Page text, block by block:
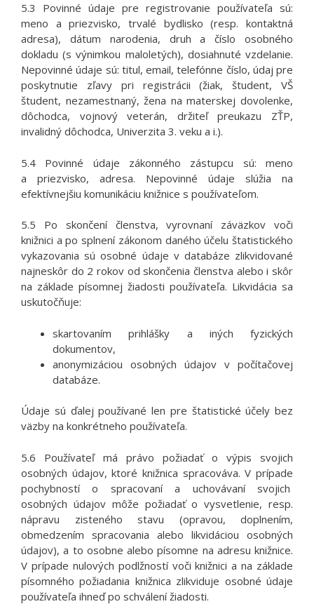
5.3 Povinné údaje pre registrovanie používateľa sú:
meno a priezvisko, trvalé bydlisko (resp. kontaktná
adresa), dátum narodenia, druh a číslo osobného
dokladu (s výnimkou maloletých), dosiahnuté vzdelanie.
Nepovinné údaje sú: titul, email, telefónne číslo, údaj pre
poskytnutie zľavy pri registrácii (žiak, študent, VŠ
študent, nezamestnaný, žena na materskej dovolenke,
dôchodca, vojnový veterán, držiteľ preukazu ZŤP,
invalidný dôchodca, Univerzita 3. veku a i.).
5.4 Povinné údaje zákonného zástupcu sú: meno
a priezvisko, adresa. Nepovinné údaje slúžia na
efektívnejšiu komunikáciu knižnice s používateľom.
5.5 Po skončení členstva, vyrovnaní záväzkov voči
knižnici a po splnení zákonom daného účelu štatistického
vykazovania sú osobné údaje v databáze zlikvidované
najneskôr do 2 rokov od skončenia členstva alebo i skôr
na základe písomnej žiadosti používateľa. Likvidácia sa
uskutočňuje:
skartovaním prihlášky a iných fyzických
dokumentov,
anonymizáciou osobných údajov v počítačovej
databáze.
Údaje sú ďalej používané len pre štatistické účely bez
väzby na konkrétneho používateľa.
5.6 Používateľ má právo požiadať o výpis svojich
osobných údajov, ktoré knižnica spracováva. V prípade
pochybností o spracovaní a uchovávaní svojich
osobných údajov môže požiadať o vysvetlenie, resp.
nápravu zisteného stavu (opravou, doplnením,
obmedzením spracovania alebo likvidáciou osobných
údajov), a to osobne alebo písomne na adresu knižnice.
V prípade nulových podlžností voči knižnici a na základe
písomného požiadania knižnica zlikviduje osobné údaje
používateľa ihneď po schválení žiadosti.